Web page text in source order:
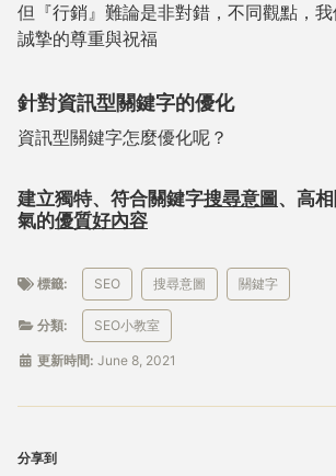
但『行銷』難論是非對錯，不同觀點，
誠摯的尊重與祝福
針對資訊型關鍵字的優化
資訊型關鍵字怎麼優化呢？
建立獨特、符合關鍵字搜尋意圖 、高
氣的優質好內容
標籤: SEO 搜尋意圖 關鍵字
分類: SEO小教室
更新時間: June 8, 2021
分享到